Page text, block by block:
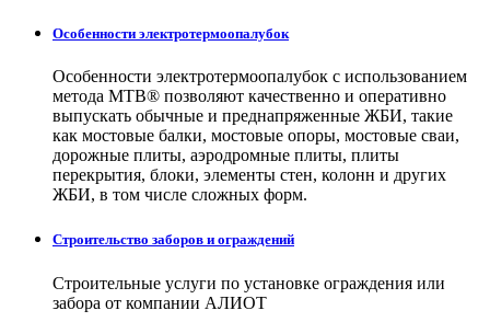
Особенности электротермоопалубок
Особенности электротермоопалубок с использованием
метода МТВ® позволяют качественно и оперативно
выпускать обычные и преднапряженные ЖБИ, такие
как мостовые балки, мостовые опоры, мостовые сваи,
дорожные плиты, аэродромные плиты, плиты
перекрытия, блоки, элементы стен, колонн и других
ЖБИ, в том числе сложных форм.
Строительство заборов и ограждений
Строительные услуги по установке ограждения или
забора от компании АЛИОТ